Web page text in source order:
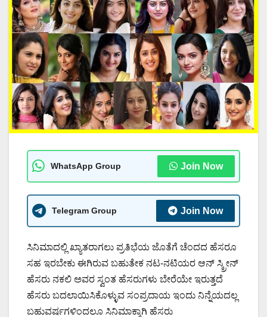
WhatsApp Group Join Now
Telegram Group Join Now
ಸಿನಿಮಾದಲ್ಲಿ ಖ್ಯಾತರಾಗಲು ಪ್ರತಿಭೆಯ ಜೊತೆಗೆ ಚೆಂದದ ಹೆಸರೂ
ಸಹ ಇರಬೇಕು ಈಗಿರುವ ಬಹುತೇಕ ನಟ-ನಟಿಯರ ಆನ್‌ ಸ್ಕ್ರೀನ್
ಹೆಸರು ನಕಲಿ ಅವರ ಸ್ವಂತ ಹೆಸರುಗಳು ಬೇರೆಯೇ ಇರುತ್ತದೆ
ಹೆಸರು ಬದಲಾಯಿಸಿಕೊಳ್ಳುವ ಸಂಪ್ರದಾಯ ಇಂದು ನಿನ್ನೆಯದಲ್ಲ
ಬಹುವರ್ಷಗಳಿಂದಲೂ ಸಿನಿಮಾಕ್ಕಾಗಿ ಹೆಸರು